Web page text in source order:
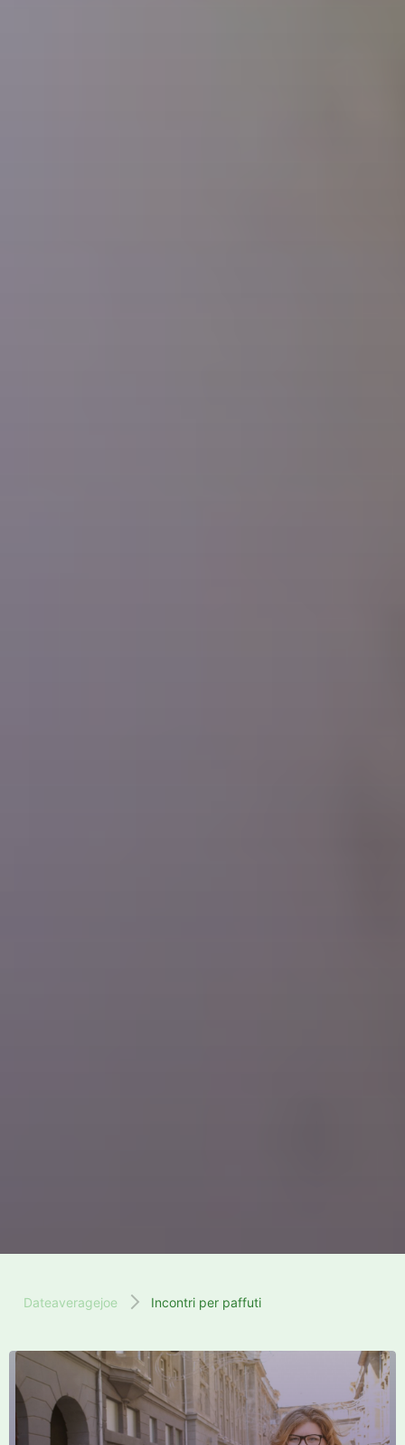
Dateaveragejoe Incontri per paffuti